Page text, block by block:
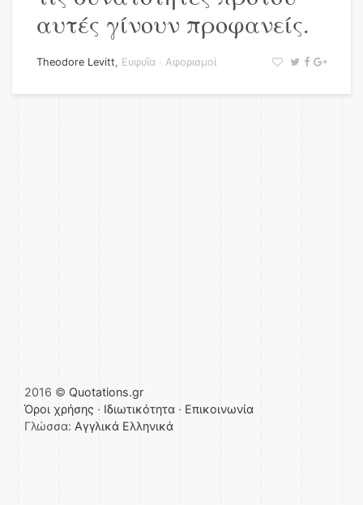
αυτές γίνουν προφανείς.
Theodore Levitt, Ευφυΐα · Αφορισμοί
2016 © Quotations.gr
Όροι χρήσης · Ιδιωτικότητα · Επικοινωνία
Γλώσσα: Αγγλικά Ελληνικά